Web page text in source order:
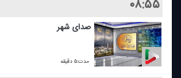
۰۸:۵۵
صدای شهر
مدت:۵ دقیقه